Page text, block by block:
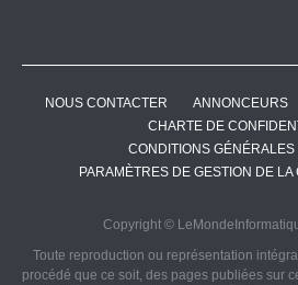
NOUS CONTACTER ANNONCEURS
CHARTE DE
CONDITIONS GÉNÉRALES
PARAMÈTRES DE GESTION DE
Copyright ©
Toute reproduction ou représentation
procédé que ce soit, des pages publiées sur